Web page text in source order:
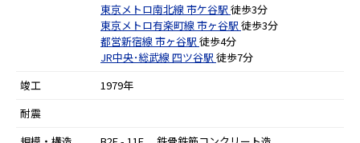
東京メトロ南北線市ケ谷駅 徒歩3分
東京メトロ有楽町線市ヶ谷駅 徒歩3分
都営新宿線市ヶ谷駅 徒歩4分
JR中央･総武線四ツ谷駅 徒歩7分
竣工
1979年
耐震